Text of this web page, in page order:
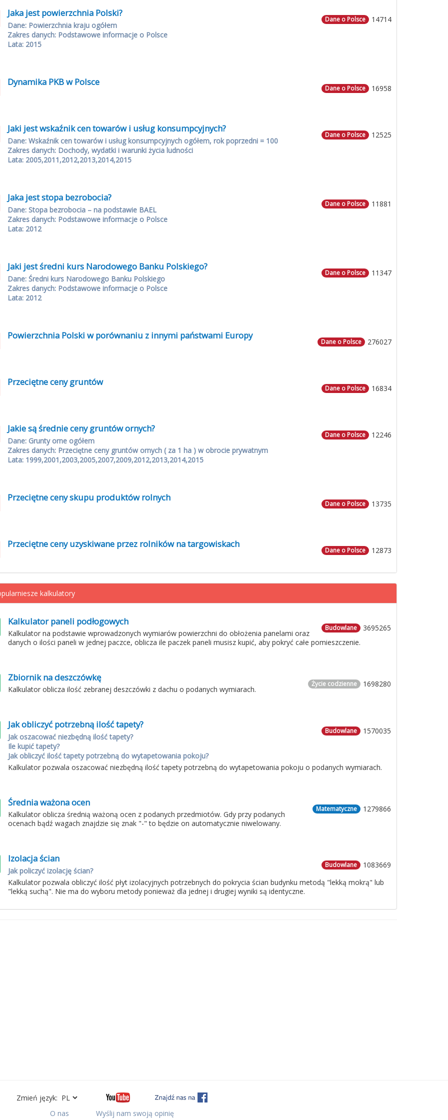
14714
Dane o Polsce
Jaka jest powierzchnia Polski?
Dane: Powierzchnia kraju ogółem
Zakres danych: Podstawowe informacje o Polsce
Lata: 2015
16958
Dane o Polsce
Dynamika PKB w Polsce
12525
Dane o Polsce
Jaki jest wskaźnik cen towarów i usług konsumpcyjnych?
Dane: Wskaźnik cen towarów i usług konsumpcyjnych ogółem, rok poprzedni = 100
Zakres danych: Dochody, wydatki i warunki życia ludności
Lata: 2005,2011,2012,2013,2014,2015
11881
Dane o Polsce
Jaka jest stopa bezrobocia?
Dane: Stopa bezrobocia – na podstawie BAEL
Zakres danych: Podstawowe informacje o Polsce
Lata: 2012
11347
Dane o Polsce
Jaki jest średni kurs Narodowego Banku Polskiego?
Dane: Średni kurs Narodowego Banku Polskiego
Zakres danych: Podstawowe informacje o Polsce
Lata: 2012
276027
Dane o Polsce
Powierzchnia Polski w porównaniu z innymi państwami Europy
16834
Dane o Polsce
Przeciętne ceny gruntów
12246
Dane o Polsce
Jakie są średnie ceny gruntów ornych?
Dane: Grunty orne ogółem
Zakres danych: Przeciętne ceny gruntów ornych ( za 1 ha ) w obrocie prywatnym
Lata: 1999,2001,2003,2005,2007,2009,2012,2013,2014,2015
13735
Dane o Polsce
Przeciętne ceny skupu produktów rolnych
12873
Dane o Polsce
Przeciętne ceny uzyskiwane przez rolników na targowiskach
kalkulatory
3695265
Budowlane
Kalkulator paneli podłogowych
Kalkulator na podstawie wprowadzonych wymiarów powierzchni do obłożenia panelami oraz
danych o ilości paneli w jednej paczce, oblicza ile paczek paneli musisz kupić, aby pokryć całe pomieszczenie.
1698280
Życie codzienne
Zbiornik na deszczówkę
Kalkulator oblicza ilość zebranej deszczówki z dachu o podanych wymiarach.
1570035
Budowlane
Jak obliczyć potrzebną ilość tapety?
Jak oszacować niezbędną ilość tapety?
Ile kupić tapety?
Jak obliczyć ilość tapety potrzebną do wytapetowania pokoju?
Kalkulator pozwala oszacować niezbędną ilość tapety potrzebną do wytapetowania pokoju o podanych wymiarach.
1279866
Matematyczne
Średnia ważona ocen
Kalkulator oblicza średnią ważoną ocen z podanych przedmiotów. Gdy przy podanych
ocenach bądź wagach znajdzie się znak "-" to będzie on automatycznie niwelowany.
1083669
Budowlane
Izolacja ścian
Jak policzyć izolację ścian?
Kalkulator pozwala obliczyć ilość płyt izolacyjnych potrzebnych do pokrycia ścian budynku metodą "lekką mokrą" lub
"lekką suchą". Nie ma do wyboru metody ponieważ dla jednej i drugiej wyniki są identyczne.
Zmień język:
O nas
Wyślij nam swoją opinię